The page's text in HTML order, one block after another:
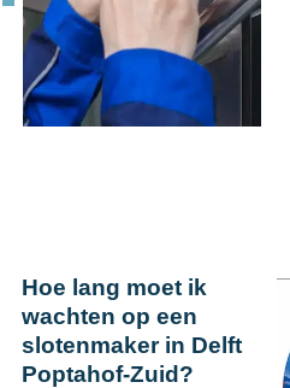
Hoe lang moet ik
wachten op een
slotenmaker in Delft
Poptahof-Zuid?